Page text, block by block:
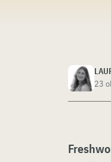
23